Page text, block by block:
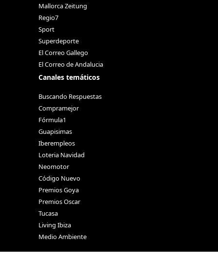
Mallorca Zeitung
Regio7
Sport
Superdeporte
El Correo Gallego
El Correo de Andalucia
Canales temáticos
Buscando Respuestas
Compramejor
Fórmula1
Guapisimas
Iberempleos
Loteria Navidad
Neomotor
Código Nuevo
Premios Goya
Premios Oscar
Tucasa
Living Ibiza
Medio Ambiente